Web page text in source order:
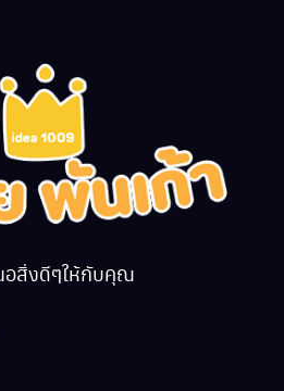
นอสิ่งดีๆให้กับคุณ